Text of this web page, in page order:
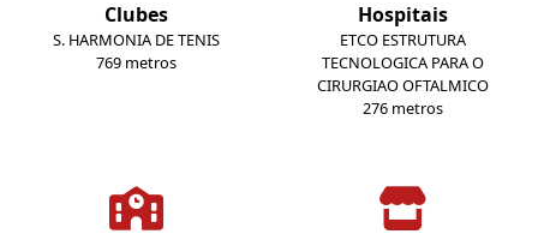
Clubes
S. HARMONIA DE TENIS
769 metros
Hospitais
ETCO ESTRUTURA
TECNOLOGICA PARA O
CIRURGIAO OFTALMICO
276 metros